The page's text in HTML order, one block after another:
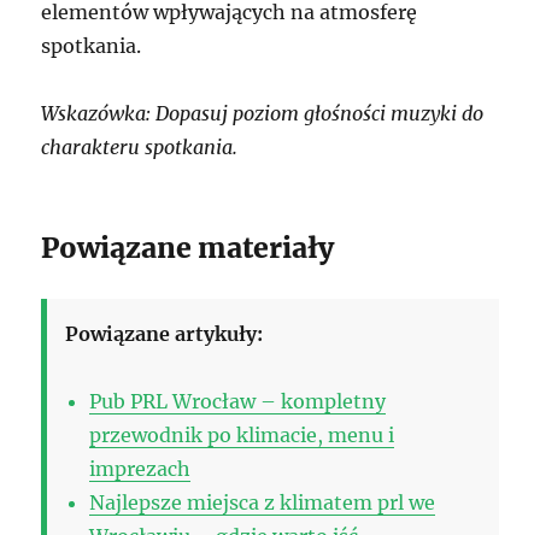
elementów wpływających na atmosferę
spotkania.
Wskazówka: Dopasuj poziom głośności muzyki do
charakteru spotkania.
Powiązane materiały
Powiązane artykuły:
Pub PRL Wrocław – kompletny
przewodnik po klimacie, menu i
imprezach
Najlepsze miejsca z klimatem prl we